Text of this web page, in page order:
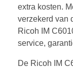
extra kosten.
verzekerd van
Ricoh IM
service,
De Ricoh IM